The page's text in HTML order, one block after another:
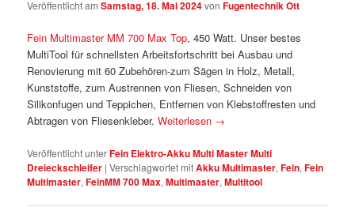
Veröffentlicht amSamstag, 18. Mai 2024vonFugentechnik Ott
Fein Multimaster MM 700 Max Top, 450 Watt. Unser bestes
MultiTool für schnellsten Arbeitsfortschritt bei Ausbau und
Renovierung mit 60 Zubehören-zum Sägen in Holz, Metall,
Kunststoffe, zum Austrennen von Fliesen, Schneiden von
Silikonfugen und Teppichen, Entfernen von Klebstoffresten und
Abtragen von Fliesenkleber.Weiterlesen →
Veröffentlicht unterFein Elektro-Akku Multi Master Multi
Dreieckschleifer |Verschlagwortet mitAkku Multimaster,Fein,Fein
Multimaster,FeinMM 700 Max,Multimaster,Multitool